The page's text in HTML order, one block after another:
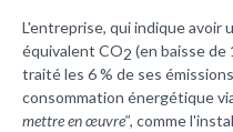
L'entreprise, qui indique avoir
équivalent CO2 (en baisse de
traité les 6 % de ses
consommation énergétique
mettre en œuvre", comme